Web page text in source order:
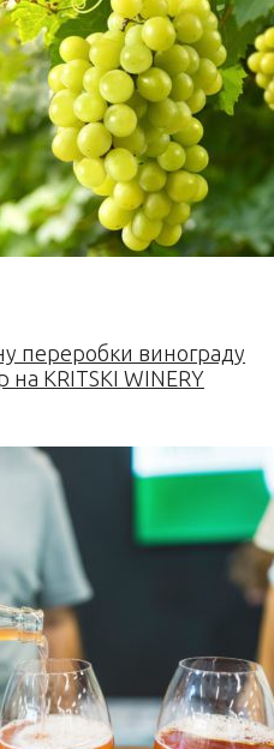
переробки винограду
KRITSKI WINERY